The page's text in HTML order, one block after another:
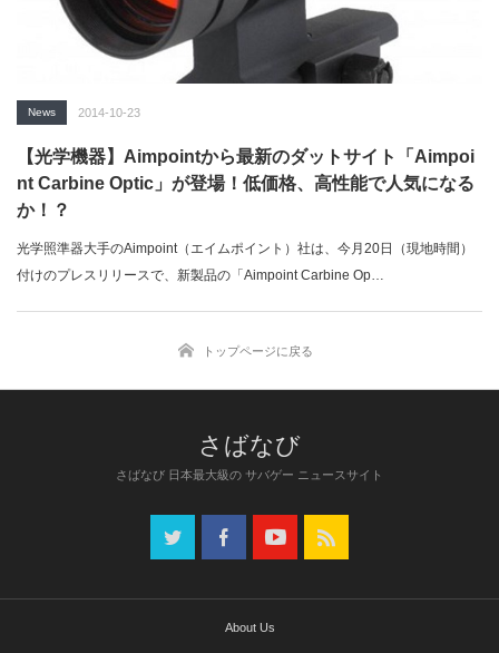
News 2014-10-23
【光学機器】Aimpointから最新のダットサイト「Aimpoi
nt Carbine Optic」が登場！低価格、高性能で人気になる
か！？
光学照準器大手のAimpoint（エイムポイント）社は、今月20日（現地時間）
付けのプレスリリースで、新製品の「Aimpoint Carbine Op…
トップページに戻る
さばなび 日本最大級の サバゲー ニュースサイト
About Us